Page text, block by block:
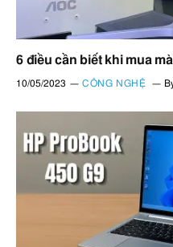
6 điều cần biết khi mua
10/05/2023 CÔNG NGHỆ